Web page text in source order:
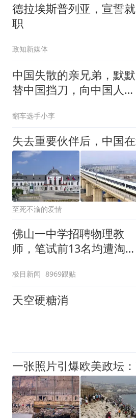
德拉埃斯普列亚，宣誓就
职
政知新媒体
中国失散的亲兄弟，默默
替中国挡刀，向中国人敞
翻车选手小李
至死不渝的爱情
佛山一中学招聘物理教
师，笔试前13名均遭淘
聘，成立调查组全面核查
极目新闻 8969跟贴
天空硬糖消